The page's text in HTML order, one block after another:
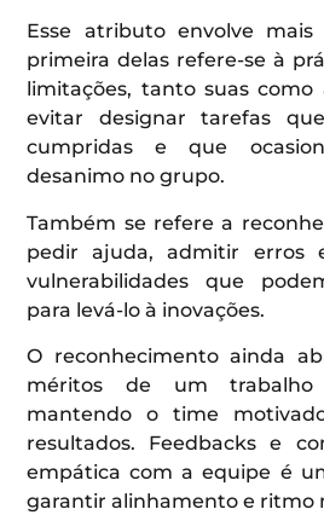
Esse atributo envolve
primeira delas refere-se à
limitações, tanto suas como
evitar designar tarefas
cumpridas e que
desanimo no grupo.
Também se refere a
pedir ajuda, admitir erros
vulnerabilidades que
para levá-lo à inovações.
O reconhecimento ainda
méritos de um trabalho
mantendo o time
resultados. Feedbacks e
empática com a equipe é
garantir alinhamento e ritmo